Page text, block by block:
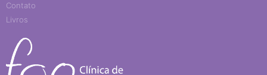
Contato
Livros